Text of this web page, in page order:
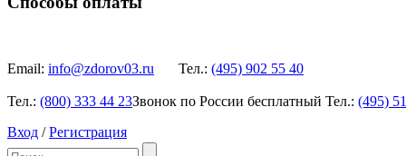
Email: info@zdorov03.ru Тел.: (495) 902 55 40
Тел.: (800) 333 44 23Звонок по России бесплатный Тел.: (495)
Вход /Регистрация